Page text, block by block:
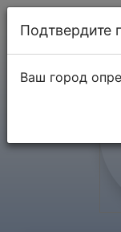
Подтвердите
Ваш город